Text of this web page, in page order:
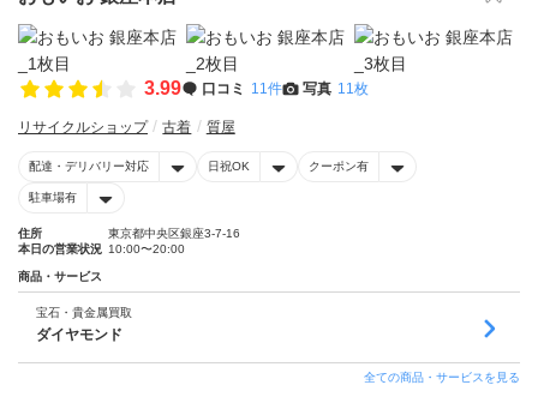
3.99 口コミ 11件 写真 11枚
リサイクルショップ 古着 質屋
配達・デリバリー対応 日祝OK クーポン有
駐車場有
住所
東京都中央区銀座3-7-16
本日の営業状況 10:00〜20:00
商品・サービス
宝石・貴金属買取
ダイヤモンド
全ての商品・サービスを見る